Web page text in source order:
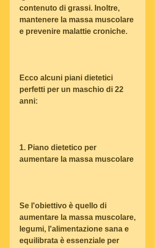
contenuto di grassi. Inoltre,
mantenere la massa muscolare
e prevenire malattie croniche.
Ecco alcuni piani dietetici
perfetti per un maschio di 22
anni:
1. Piano dietetico per
aumentare la massa muscolare
Se l'obiettivo è quello di
aumentare la massa muscolare,
legumi, l'alimentazione sana e
equilibrata è essenziale per